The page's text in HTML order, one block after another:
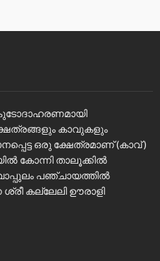
കാവുകളും
ഒരു ക്ഷേത്രമാണ് (കാവ് )
കോന്നി താലൂക്കിൽ
പഞ്ചായത്തിൽ
കല്ലേലി ഊരാളി